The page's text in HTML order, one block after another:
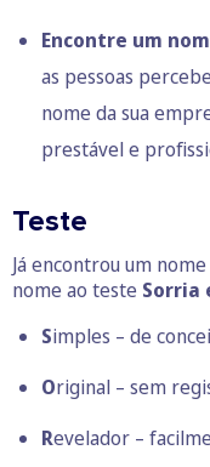
Encontre um
as pessoas
nome da sua
prestável e
Teste
Já encontrou um
nome ao teste Sorria
Simples – de
Original – sem
Revelador –